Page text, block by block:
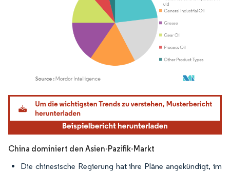
Bild © Mordor Intelligence. Wiederverwendung erfordert Namensnennung gemäß
China dominiert den Asien-Pazifik-Markt
Die chinesische Regierung hat ihre Pläne angekündigt, im